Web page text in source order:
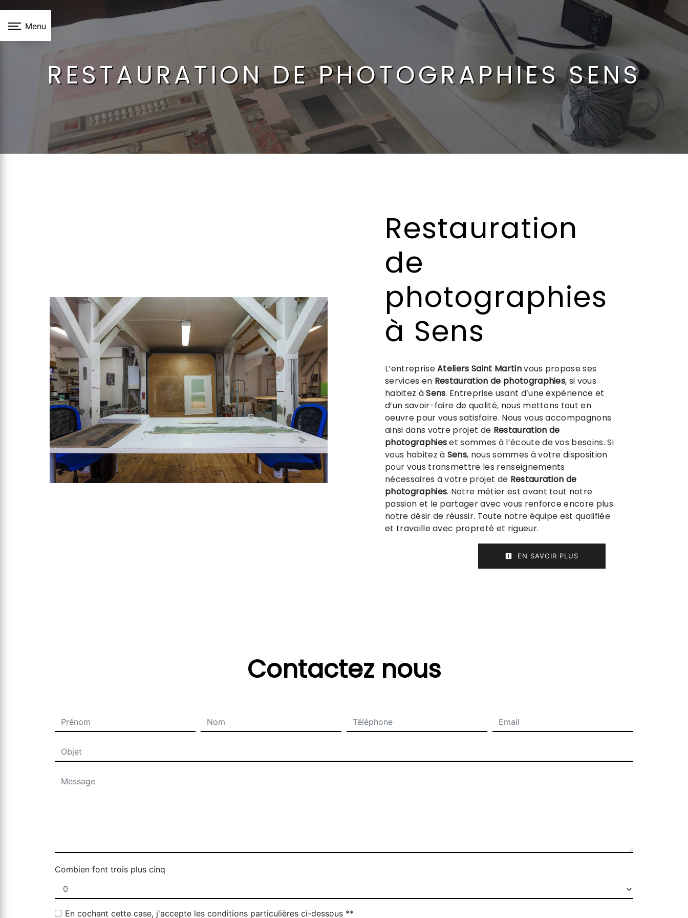
Menu
RESTAURATION DE PHOTOGRAPHIES SENS
Restauration
de
photographies
à Sens
L’entrepriseAteliers Saint Martinvous propose ses
services en Restauration de photographies, si vous
habitez àSens. Entreprise usant d’une expérience et
d’un savoir-faire de qualité, nous mettons tout en
oeuvre pour vous satisfaire. Nous vous accompagnons
ainsi dans votre projet de Restauration de
photographieset sommes à l’écoute de vos besoins. Si
vous habitez à Sens, nous sommes à votre disposition
pour vous transmettre les renseignements
nécessaires à votre projet de Restauration de
photographies. Notre métier est avant tout notre
passion et le partager avec vous renforce encore plus
notre désir de réussir. Toute notre équipe est qualifiée
et travaille avec propreté et rigueur.
EN SAVOIR PLUS
Contactez nous
Combien font trois plus cinq
En cochant cette case, j'accepte les conditions particulières ci-dessous **